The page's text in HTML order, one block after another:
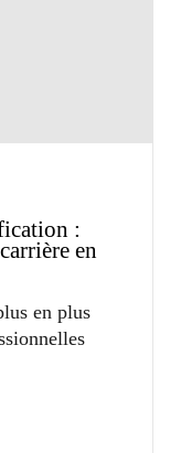
:
en
en plus